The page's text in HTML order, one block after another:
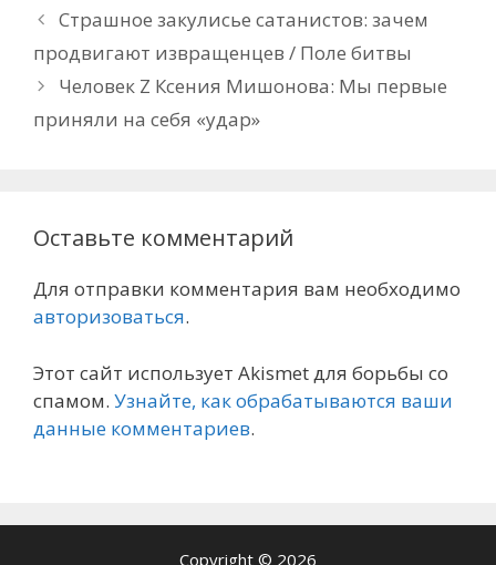
Страшное закулисье сатанистов: зачем
продвигают извращенцев / Поле битвы
Человек Z Ксения Мишонова: Мы первые
приняли на себя «удар»
Оставьте комментарий
Для отправки комментария вам необходимо
авторизоваться.
Этот сайт использует Akismet для борьбы со
спамом. Узнайте, как обрабатываются ваши
данные комментариев.
Copyright © 2026